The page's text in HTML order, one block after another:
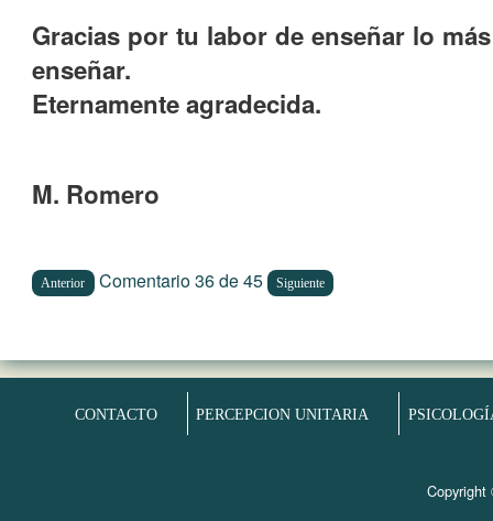
Gracias por tu labor de enseñar lo
enseñar.
Eternamente agradecida.
M. Romero
Anterior Comentario 36 de 45 Siguiente
CONTACTO PERCEPCION UNITARIA
Copyright